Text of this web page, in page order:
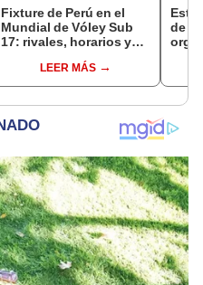
Fixture de Perú en el
Mundial de Vóley Sub
17: rivales, horarios y
selección en el torneo
LEER MÁS
de
la IA